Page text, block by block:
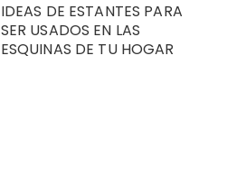
IDEAS DE ESTANTES PARA
SER USADOS EN LAS
ESQUINAS DE TU HOGAR